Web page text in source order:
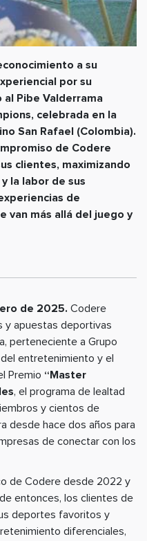
a su
por su
al Pibe Valderrama
celebrada en la
San Rafael (Colombia).
de Codere
clientes, maximizando
la labor de sus
de
van más allá del juego y
de 2025. Codere
y apuestas deportivas
perteneciente a Grupo
entretenimiento y el
Premio “Master
, el programa de lealtad
y cientos de
desde hace dos años para
de conectar con los
de Codere desde 2022 y
entonces, los clientes de
deportes favoritos y
diferenciales,